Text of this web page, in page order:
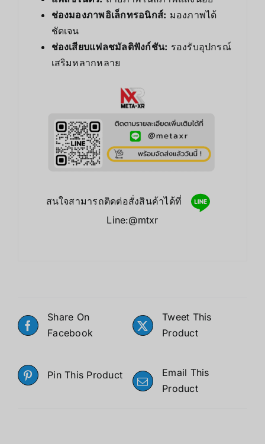
ช่องมองภาพอิเล็กทรอนิกส์: มองภาพได้
ชัดเจน
ช่องเสียบแฟลชมัลติฟังก์ชัน: รองรับอุปกรณ์
เสริมหลากหลาย
สนใจสามารถติดต่อสั่งสินค้าได้ที่
Line:@mtxr
Share On
Facebook
Tweet This
Product
Pin This Product
Email This
Product